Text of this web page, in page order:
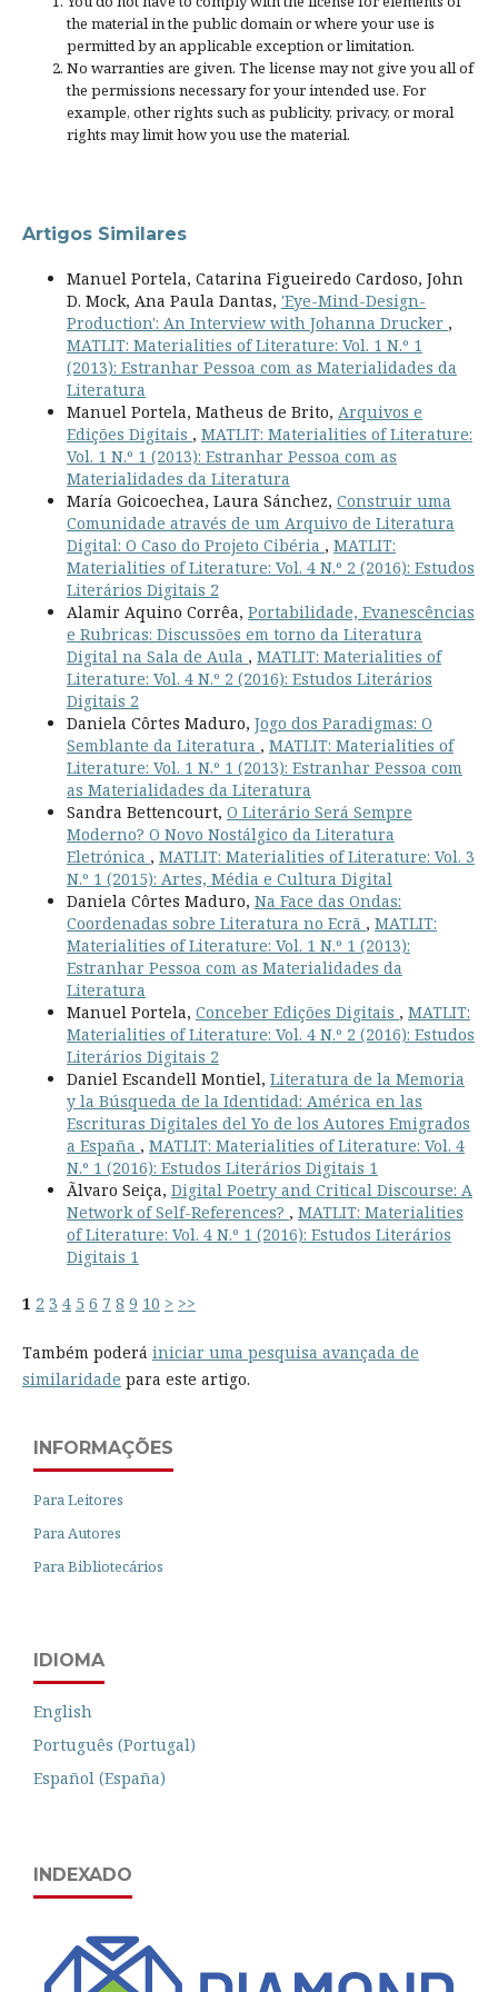
the material in the public domain or where your use is
permitted by an applicable exception or limitation.
No warranties are given. The license may not give you all of
the permissions necessary for your intended use. For
example, other rights such as publicity, privacy, or moral
rights may limit how you use the material.
Artigos Similares
Manuel Portela, Catarina Figueiredo Cardoso, John
D. Mock, Ana Paula Dantas, 'Eye-Mind-Design-
Production': An Interview with Johanna Drucker ,
MATLIT: Materialities of Literature: Vol. 1 N.º 1
(2013): Estranhar Pessoa com as Materialidades da
Literatura
Manuel Portela, Matheus de Brito, Arquivos e
Edições Digitais , MATLIT: Materialities of Literature:
Vol. 1 N.º 1 (2013): Estranhar Pessoa com as
Materialidades da Literatura
María Goicoechea, Laura Sánchez, Construir uma
Comunidade através de um Arquivo de Literatura
Digital: O Caso do Projeto Cibéria , MATLIT:
Materialities of Literature: Vol. 4 N.º 2 (2016): Estudos
Literários Digitais 2
Alamir Aquino Corrêa, Portabilidade, Evanescências
e Rubricas: Discussões em torno da Literatura
Digital na Sala de Aula , MATLIT: Materialities of
Literature: Vol. 4 N.º 2 (2016): Estudos Literários
Digitais 2
Daniela Côrtes Maduro, Jogo dos Paradigmas: O
Semblante da Literatura , MATLIT: Materialities of
Literature: Vol. 1 N.º 1 (2013): Estranhar Pessoa com
as Materialidades da Literatura
Sandra Bettencourt, O Literário Será Sempre
Moderno? O Novo Nostálgico da Literatura
Eletrónica , MATLIT: Materialities of Literature: Vol. 3
N.º 1 (2015): Artes, Média e Cultura Digital
Daniela Côrtes Maduro, Na Face das Ondas:
Coordenadas sobre Literatura no Ecrã , MATLIT:
Materialities of Literature: Vol. 1 N.º 1 (2013):
Estranhar Pessoa com as Materialidades da
Literatura
Manuel Portela, Conceber Edições Digitais , MATLIT:
Materialities of Literature: Vol. 4 N.º 2 (2016): Estudos
Literários Digitais 2
Daniel Escandell Montiel, Literatura de la Memoria
y la Búsqueda de la Identidad: América en las
Escrituras Digitales del Yo de los Autores Emigrados
a España , MATLIT: Materialities of Literature: Vol. 4
N.º 1 (2016): Estudos Literários Digitais 1
Ãlvaro Seiça, Digital Poetry and Critical Discourse: A
Network of Self-References? , MATLIT: Materialities
of Literature: Vol. 4 N.º 1 (2016): Estudos Literários
Digitais 1
1 2 3 4 5 6 7 8 9 10 > >>
Também poderá iniciar uma pesquisa avançada de
similaridade para este artigo.
INFORMAÇÕES
Para Leitores
Para Autores
Para Bibliotecários
IDIOMA
English
Português (Portugal)
Español (España)
INDEXADO